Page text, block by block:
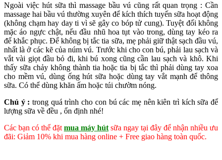
Ngoài việc hút sữa thì massage bầu vú cũng rất quan trọng : Cần
massage hai bầu vú thường xuyên để kích thích tuyến sữa hoạt động
(không chạm hay day ti vì sẽ gây co bóp tử cung). Tuyệt đối không
mặc áo ngực chật, nếu đầu nhũ hoa tụt vào trong, dùng tay kéo ra
để khắc phục. Để không bị tắc tia sữa, mẹ phải giữ thật sạch đầu vú,
nhất là ở các kẽ của núm vú. Trước khi cho con bú, phải lau sạch và
vắt vài giọt đầu bỏ đi, khi bú xong cũng cần lau sạch và khô. Khi
thấy sữa chảy không thành tia hoặc tia bị tắc thì phải dùng tay xoa
cho mềm vú, dùng ống hút sữa hoặc dùng tay vắt mạnh để thông
sữa. Có thể dùng khăn ấm hoặc túi chườm nóng.
Chú ý : trong quá trình cho con bú các mẹ nên kiên trì kích sữa để
lượng sữa về đều , ổn định nhé!
Các bạn có thể đặt mua máy hút sữa ngay tại đây để nhận nhiều ưu
đãi: Giảm 10% khi mua hàng online + Free giao hàng toàn quốc.